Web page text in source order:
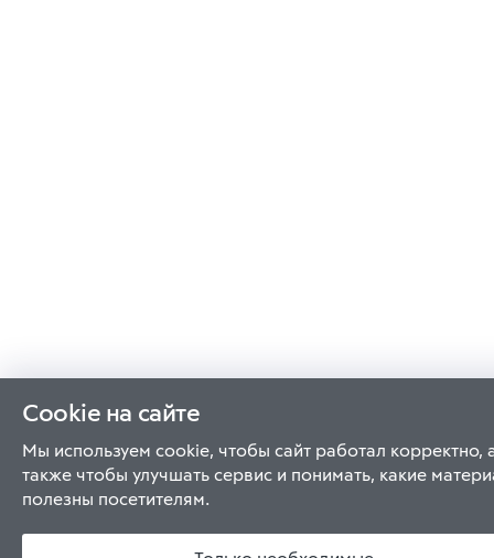
Cookie на сайте
Мы используем cookie, чтобы сайт работал корректно,
также чтобы улучшать сервис и понимать, какие
полезны посетителям.